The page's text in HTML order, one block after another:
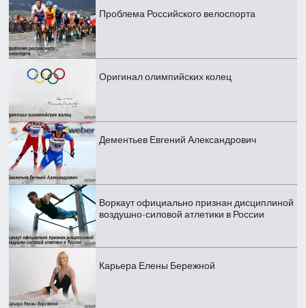
Проблема Российского велоспорта
Оригинал олимпийских колец
Дементьев Евгений Александрович
Воркаут официально признан дисциплиной
воздушно-силовой атлетики в России
Карьера Елены Бережной